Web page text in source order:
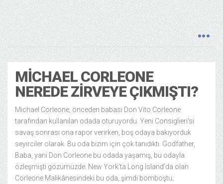
MICHAEL CORLEONE
NEREDE ZIRVEYE ÇIKMIŞTI?
Michael Corleone, önceden babası Don Vito Corleone
tarafından kullanılan odada oturuyordu. Yeni Consiglieri’si
savaş sonrası ona rapor verirken, boş odaya bakıyorduk
seyirciler olarak. Bu oda bizim için çok tanıdıktı. Godfather,
Baba, yani Don Corleone bu odada yaşamış, bu odayla
özleşmişti gözümüzde. New York’ta Long Island’da olan
Corleone Malikânesindeki bu oda, şimdi bomboştu;